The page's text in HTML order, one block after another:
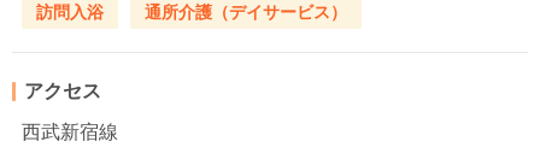
訪問入浴 通所介護（デイサービス）
アクセス
西武新宿線